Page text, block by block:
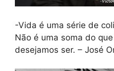
-Vida é uma série de
Não é uma soma do
desejamos ser. – José